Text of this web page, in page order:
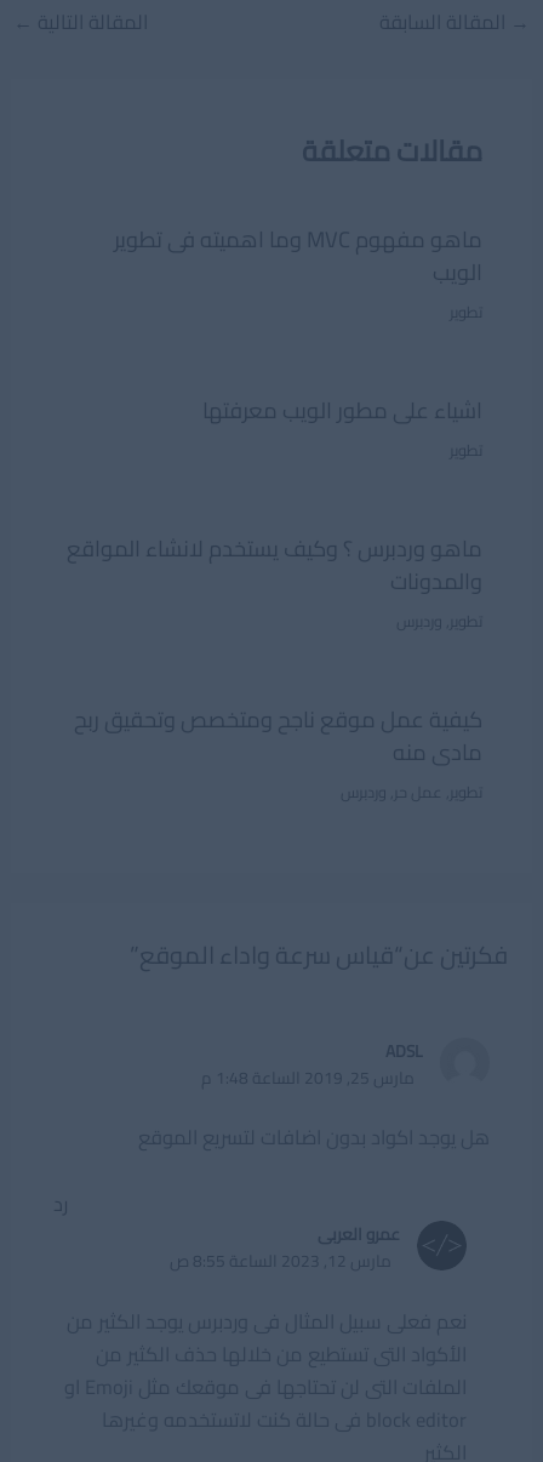
Post
→ المقالة السابقة المقالة التالية ←
مقالات متعلقة
ماهو مفهوم MVC وما اهميته فى تطوير
الويب
تطوير
اشياء على مطور الويب معرفتها
تطوير
ماهو وردبرس ؟ وكيف يستخدم لانشاء المواقع
والمدونات
تطوير وردبرس
كيفية عمل موقع ناجح ومتخصص وتحقيق ربح
مادى منه
تطوير عمل حر وردبرس
فكرتين عن“قياس سرعة واداء الموقع”
ADSL
مارس 25, 2019 الساعة 1:48 م
رد
عمرو العربى
مارس 12, 2023 الساعة 8:55 ص